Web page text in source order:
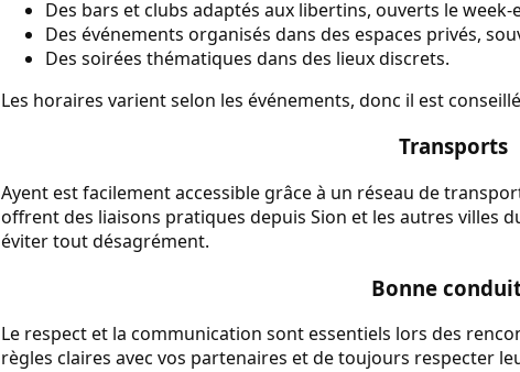
Des bars et clubs adaptés aux libertins, ouverts le week-
Des événements organisés dans des espaces privés,
Des soirées thématiques dans des lieux discrets.
Les horaires varient selon les événements, donc il est
Transports
Ayent est facilement accessible grâce à un réseau de
offrent des liaisons pratiques depuis Sion et les autres villes
éviter tout désagrément.
Bonne
Le respect et la communication sont essentiels lors des
règles claires avec vos partenaires et de toujours respecter